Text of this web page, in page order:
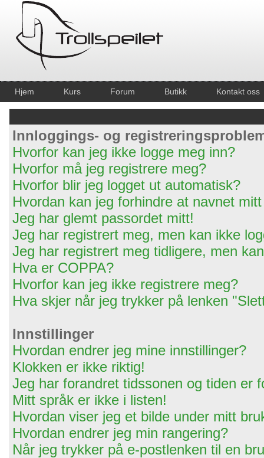
Hjem Kurs Forum Butikk Kontakt oss
Innloggings- og
Hvorfor kan jeg ikke logge meg inn?
Hvorfor må jeg registrere meg?
Hvorfor blir jeg logget ut automatisk?
Hvordan kan jeg forhindre at navnet
Jeg har glemt passordet mitt!
Jeg har registrert meg, men kan ikke
Jeg har registrert meg tidligere, men
Hva er COPPA?
Hvorfor kan jeg ikke registrere meg?
Hva skjer når jeg trykker på lenken
Innstillinger
Hvordan endrer jeg mine innstillinger?
Klokken er ikke riktig!
Jeg har forandret tidssonen og tiden er
Mitt språk er ikke i listen!
Hvordan viser jeg et bilde under mitt
Hvordan endrer jeg min rangering?
Når jeg trykker på e-postlenken til en